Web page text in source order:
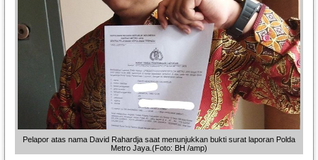
Pelapor atas nama David Rahardja saat menunjukkan bukti surat laporan Polda
Metro Jaya.(Foto: BH /amp)